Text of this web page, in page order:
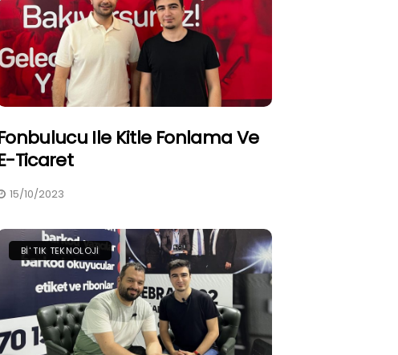
Ile Kitle Fonlama Ve
Ticaret
15/10/2023
BI' TIK TEKNOLOJI